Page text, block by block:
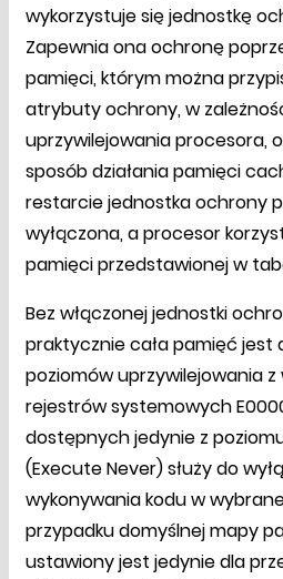
wykorzystuje się jednostkę
Zapewnia ona ochronę
pamięci, którym można
atrybuty ochrony, w
uprzywilejowania procesora,
sposób działania pamięci
restarcie jednostka ochrony
wyłączona, a procesor
pamięci przedstawionej w
Bez włączonej jednostki
praktycznie cała pamięć jest
poziomów uprzywilejowania
rejestrów systemowych
dostępnych jedynie z
(Execute Never) służy do
wykonywania kodu w
przypadku domyślnej mapy
ustawiony jest jedynie dla